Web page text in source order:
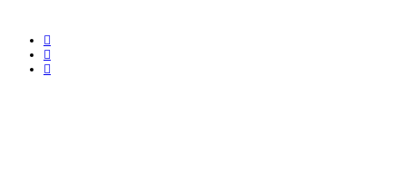
instagram
phone
email